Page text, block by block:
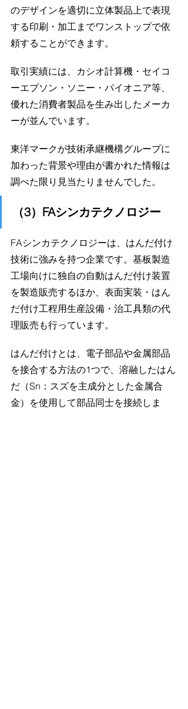
のデザインを適切に立体製品上で表現
する印刷・加工までワンストップで依
頼することができます。
取引実績には、カシオ計算機・セイコ
ーエプソン・ソニー・パイオニア等、
優れた消費者製品を生み出したメーカ
ーが並んでいます。
東洋マークが技術承継機構グループに
加わった背景や理由が書かれた情報は
調べた限り見当たりませんでした。
（3）FAシンカテクノロジー
FAシンカテクノロジーは、はんだ付け
技術に強みを持つ企業です。基板製造
工場向けに独自の自動はんだ付け装置
を製造販売するほか、表面実装・はん
だ付け工程用生産設備・治工具類の代
理販売も行っています。
はんだ付けとは、電子部品や金属部品
を接合する方法の1つで、溶融したはん
だ（Sn：スズを主成分とした金属合
金）を使用して部品同士を接続しま